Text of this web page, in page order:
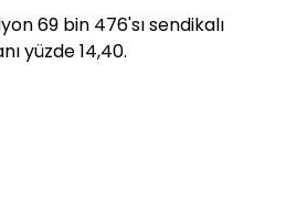
69 bin 476'sı sendikalı
yüzde 14,40.